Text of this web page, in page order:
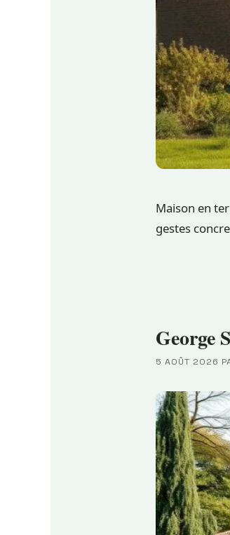
Maison en
gestes
George
5 AOÛT 2026